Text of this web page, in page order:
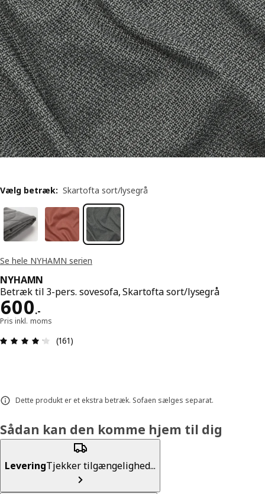
Se hele NYHAMN serien
NYHAMN
Betræk til 3-pers. sovesofa, Skartofta sort/lysegrå
600.-
Pris 600.-
Pris inkl. moms
Anmeldelse: 4.2 Ud af 5 Stjerner. Anmeldelser i
(161)
Dette produkt er et ekstra betræk. Sofaen sælges separat.
Vælg betræk: Skartofta sort/lysegrå
Sådan kan den komme hjem til dig
LeveringTjekker tilgængelighed...